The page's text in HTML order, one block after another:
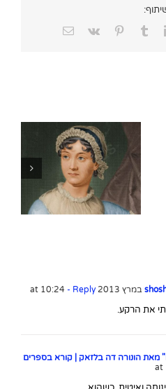
LinkedIn
Tumblr
Pinterest
Vk
Email
10 עובדות על אדגר אלן
פו (1809-1849)
- Reply
את הרקע.
מאת הונורה דה בלזאק | קורא בספרים